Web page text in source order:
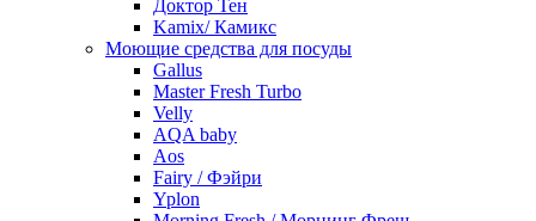
Доктор Тен
Kamix/ Камикс
Моющие средства для посуды
Gallus
Master Fresh Turbo
Velly
AQA baby
Aos
Fairy / Фэйри
Yplon